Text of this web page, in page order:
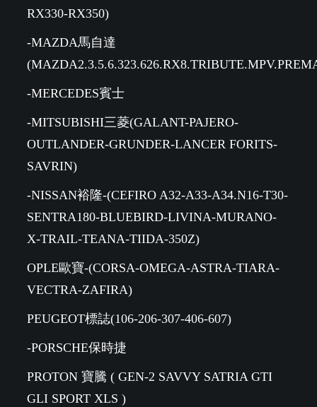
RX330-RX350)
-MAZDA馬自達
-MERCEDES賓士
-MITSUBISHI三菱(GALANT-PAJERO-
OUTLANDER-GRUNDER-LANCER FORITS-
SAVRIN)
-NISSAN裕隆-(CEFIRO A32-A33-A34.N16-T30-
SENTRA180-BLUEBIRD-LIVINA-MURANO-
X-TRAIL-TEANA-TIIDA-350Z)
OPLE歐寶-(CORSA-OMEGA-ASTRA-TIARA-
VECTRA-ZAFIRA)
PEUGEOT標誌(106-206-307-406-607)
-PORSCHE保時捷
PROTON 寶騰 ( GEN-2 SAVVY SATRIA GTI
GLI SPORT XLS )